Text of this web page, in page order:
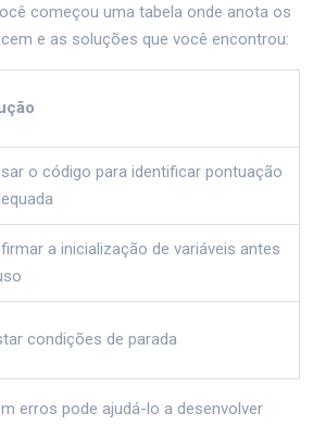
começou uma tabela onde anota os
e as soluções que você encontrou:
o código para identificar pontuação
a inicialização de variáveis antes
condições de parada
erros pode ajudá-lo a desenvolver